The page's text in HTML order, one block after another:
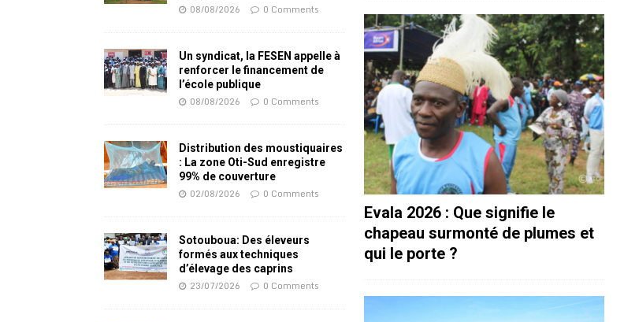
08/08/2026 0 Comments
Un syndicat, la FESEN appelle à
renforcer le financement de
l’école publique
08/08/2026 0 Comments
Distribution des moustiquaires
: La zone Oti-Sud enregistre
99% de couverture
02/08/2026 0 Comments
Sotouboua: Des éleveurs
formés aux techniques
d’élevage des caprins
23/07/2026 0 Comments
Evala 2026 : Que signifie le
chapeau surmonté de plumes et
qui le porte ?